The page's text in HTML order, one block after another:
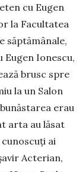
cu Eugen
la Facultatea
săptă­mâ­nale,
Eu­gen Ionescu,
brusc spre
la un Salon
erau
arta au lăsat
ai
Ac­terian,